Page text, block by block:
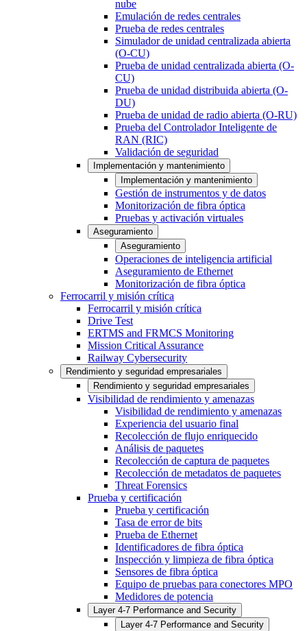
nube
Emulación de redes centrales
Prueba de redes centrales
Simulador de unidad centralizada abierta
(O-CU)
Prueba de unidad centralizada abierta (O-
CU)
Prueba de unidad distribuida abierta (O-
DU)
Prueba de unidad de radio abierta (O-RU)
Prueba del Controlador Inteligente de
RAN (RIC)
Validación de seguridad
Implementación y mantenimiento
Implementación y mantenimiento
Gestión de instrumentos y de datos
Monitorización de fibra óptica
Pruebas y activación virtuales
Aseguramiento
Aseguramiento
Operaciones de inteligencia artificial
Aseguramiento de Ethernet
Monitorización de fibra óptica
Ferrocarril y misión crítica
Ferrocarril y misión crítica
Drive Test
ERTMS and FRMCS Monitoring
Mission Critical Assurance
Railway Cybersecurity
Rendimiento y seguridad empresariales
Rendimiento y seguridad empresariales
Visibilidad de rendimiento y amenazas
Visibilidad de rendimiento y amenazas
Experiencia del usuario final
Recolección de flujo enriquecido
Análisis de paquetes
Recolección de captura de paquetes
Recolección de metadatos de paquetes
Threat Forensics
Prueba y certificación
Prueba y certificación
Tasa de error de bits
Prueba de Ethernet
Identificadores de fibra óptica
Inspección y limpieza de fibra óptica
Sensores de fibra óptica
Equipo de pruebas para conectores MPO
Medidores de potencia
Layer 4-7 Performance and Security
Layer 4-7 Performance and Security